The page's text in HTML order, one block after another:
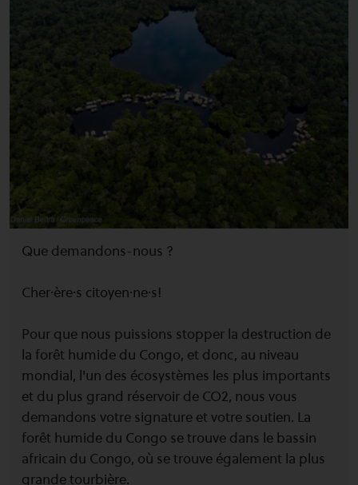
Que demandons-nous ?
Cher·ère·s citoyen·ne·s!
Pour que nous puissions stopper la destruction de
la forêt humide du Congo, et donc, au niveau
mondial, l'un des écosystèmes les plus importants
et du plus grand réservoir de CO2, nous vous
demandons votre signature et votre soutien. La
forêt humide du Congo se trouve dans le bassin
africain du Congo, où se trouve également la plus
grande tourbière.